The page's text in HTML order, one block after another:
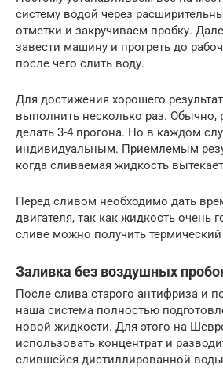
систему водой через
отметки и закручиваем пробку.
завести машину и прогреть до
после чего слить воду.
Для достижения хорошего
выполнить несколько раз. Обычно,
делать 3-4 прогона. Но в каждом
индивидуальным. Приемлемым
когда сливаемая жидкость
Перед сливом необходимо дать
двигателя, так как жидкость очень
сливе можно получить
Заливка без воздушных
После слива старого антифриза и
наша система полностью
новой жидкости. Для этого на
использовать концентрат и
слившейся дистиллированной